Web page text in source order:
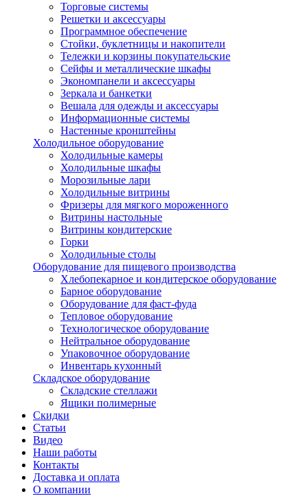
Торговые системы
Решетки и аксессуары
Программное обеспечение
Стойки, буклетницы и накопители
Тележки и корзины покупательские
Сейфы и металлические шкафы
Экономпанели и аксессуары
Зеркала и банкетки
Вешала для одежды и аксессуары
Информационные системы
Настенные кронштейны
Холодильное оборудование
Холодильные камеры
Холодильные шкафы
Морозильные лари
Холодильные витрины
Фризеры для мягкого мороженного
Витрины настольные
Витрины кондитерские
Горки
Холодильные столы
Оборудование для пищевого производства
Хлебопекарное и кондитерское оборудование
Барное оборудование
Оборудование для фаст-фуда
Тепловое оборудование
Технологическое оборудование
Нейтральное оборудование
Упаковочное оборудование
Инвентарь кухонный
Складское оборудование
Складские стеллажи
Ящики полимерные
Скидки
Статьи
Видео
Наши работы
Контакты
Доставка и оплата
О компании